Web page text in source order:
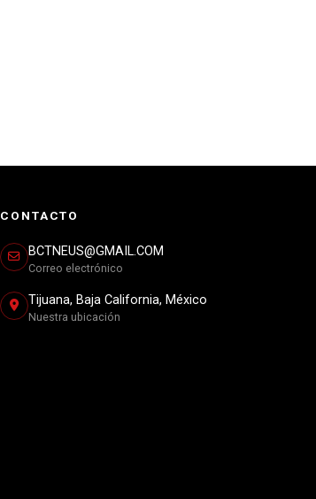
CONTACTO
BCTNEUS@GMAIL.COM
Correo electrónico
Tijuana, Baja California, México
Nuestra ubicación